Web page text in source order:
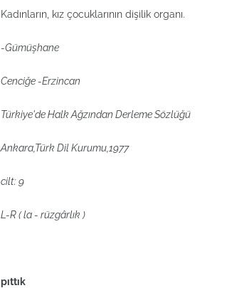
Kadınların, kız çocuklarının dişilik organı.
-Gümüşhane
Cenciğe -Erzincan
Türkiye'de Halk Ağzından Derleme Sözlüğü
Ankara,Türk Dil Kurumu,1977
cilt: 9
L-R ( la - rüzgârlık )
pıttık